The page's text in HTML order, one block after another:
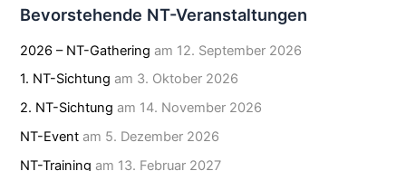
Bevorstehende NT-Veranstaltungen
2026 – NT-Gathering am 12. September 2026
1. NT-Sichtung am 3. Oktober 2026
2. NT-Sichtung am 14. November 2026
NT-Event am 5. Dezember 2026
NT-Training am 13. Februar 2027